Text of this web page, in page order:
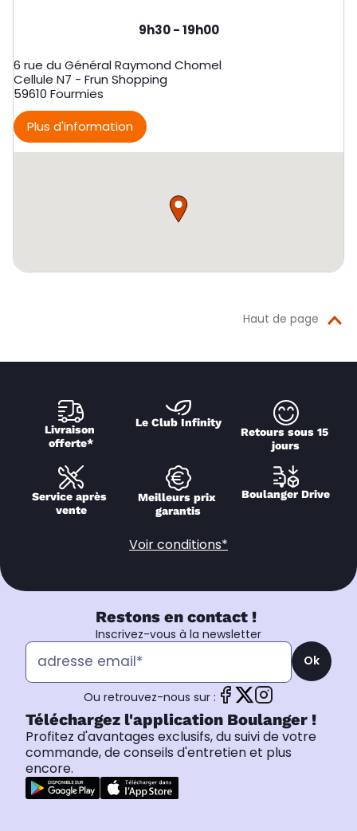
Day of the Week
9h30-19h00
6 rue du Général Raymond Chomel
Cellule N7 - Frun Shopping
59610 Fourmies
Plus d'information
Haut de page
Livraison
offerte*
Le Club Infinity
Retours sous 15
jours
Service après
vente
Meilleurs prix
garantis
Boulanger Drive
Voir conditions*
Restons en contact !
Inscrivez-vous à la newsletter
Ok
Ou retrouvez-nous sur :
Téléchargez l'application Boulanger !
Profitez d'avantages exclusifs, du suivi de votre
commande, de conseils d'entretien et plus
encore.